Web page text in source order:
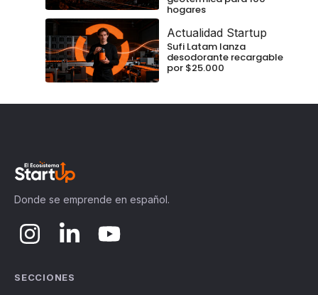
hogares
Actualidad Startup
Sufi Latam lanza
desodorante recargable
por $25.000
Donde se emprende en español.
SECCIONES